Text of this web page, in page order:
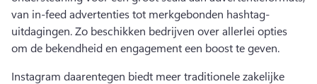
van in-feed advertenties tot merkgebonden hashtag-
uitdagingen. Zo beschikken bedrijven over allerlei opties
om de bekendheid en engagement een boost te geven.
Instagram daarentegen biedt meer traditionele zakelijke